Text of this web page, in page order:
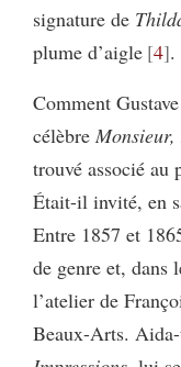
signature de
plume d’aigle 4 .
Comment
célèbre Monsieur,
trouvé associé au
Était-il invité, en
Entre 1857 et
de genre et, dans
l’atelier de
Beaux-Arts.